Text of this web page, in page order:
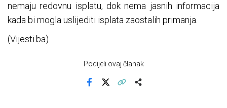
nemaju redovnu isplatu, dok nema jasnih informacija
kada bi mogla uslijediti isplata zaostalih primanja.
(Vijesti.ba)
Podijeli ovaj članak